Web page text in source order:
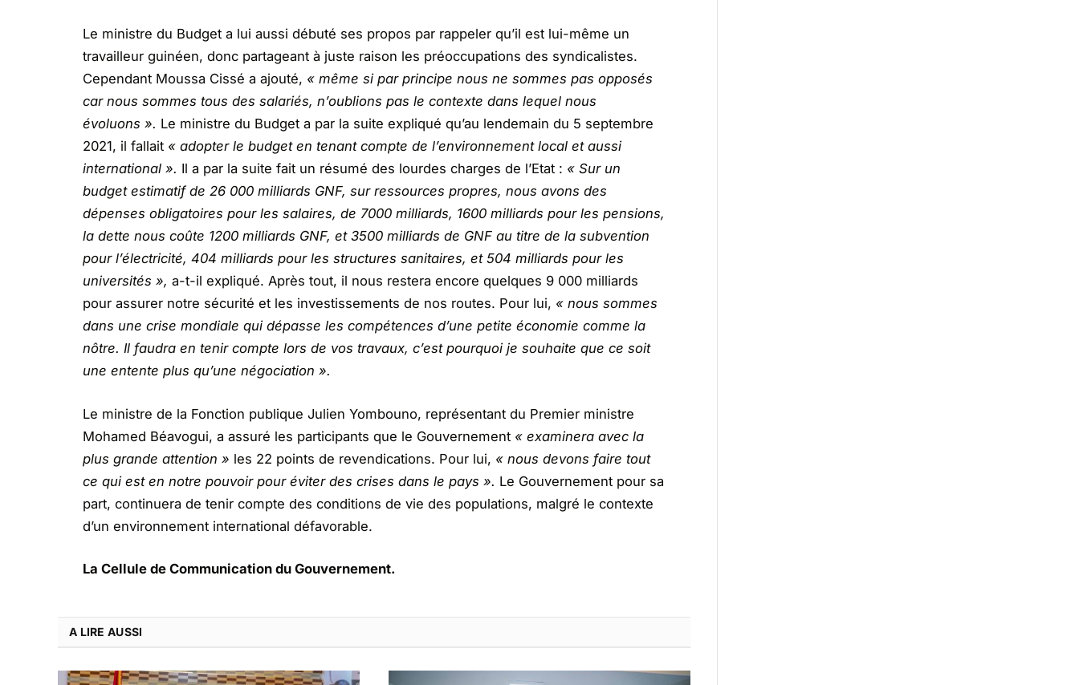
Le ministre du Budget a lui aussi débuté ses propos par rappeler qu’il est lui-même un
travailleur guinéen, donc partageant à juste raison les préoccupations des syndicalistes.
Cependant Moussa Cissé a ajouté, « même si par principe nous ne sommes pas opposés
car nous sommes tous des salariés, n’oublions pas le contexte dans lequel nous
évoluons ». Le ministre du Budget a par la suite expliqué qu’au lendemain du 5 septembre
2021, il fallait « adopter le budget en tenant compte de l’environnement local et aussi
international ». Il a par la suite fait un résumé des lourdes charges de l’Etat : « Sur un
budget estimatif de 26 000 milliards GNF, sur ressources propres, nous avons des
dépenses obligatoires pour les salaires, de 7000 milliards, 1600 milliards pour les pensions,
la dette nous coûte 1200 milliards GNF, et 3500 milliards de GNF au titre de la subvention
pour l’électricité, 404 milliards pour les structures sanitaires, et 504 milliards pour les
universités », a-t-il expliqué. Après tout, il nous restera encore quelques 9 000 milliards
pour assurer notre sécurité et les investissements de nos routes. Pour lui, « nous sommes
dans une crise mondiale qui dépasse les compétences d’une petite économie comme la
nôtre. Il faudra en tenir compte lors de vos travaux, c’est pourquoi je souhaite que ce soit
une entente plus qu’une négociation ».
Le ministre de la Fonction publique Julien Yombouno, représentant du Premier ministre
Mohamed Béavogui, a assuré les participants que le Gouvernement « examinera avec la
plus grande attention » les 22 points de revendications. Pour lui, « nous devons faire tout
ce qui est en notre pouvoir pour éviter des crises dans le pays ». Le Gouvernement pour sa
part, continuera de tenir compte des conditions de vie des populations, malgré le contexte
d’un environnement international défavorable.
La Cellule de Communication du Gouvernement.
A LIRE AUSSI